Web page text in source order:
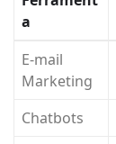
a
E-mail
Marketing
Chatbots